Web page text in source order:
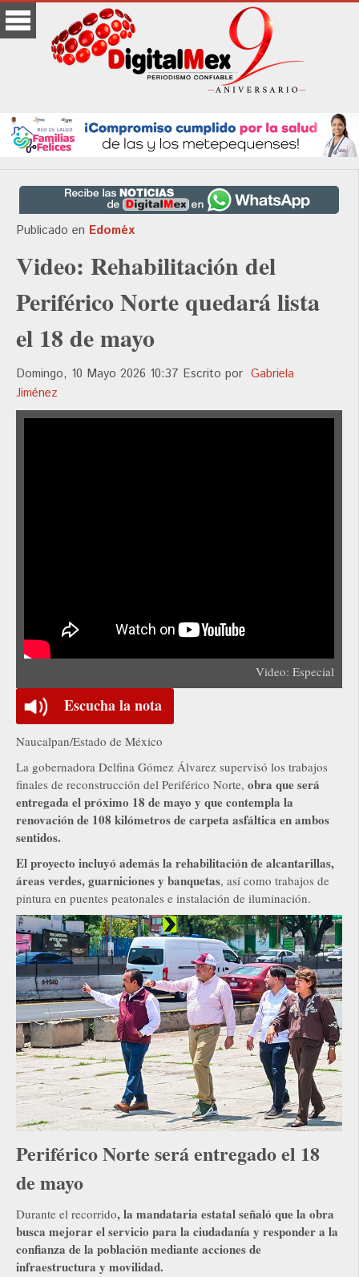
Publicado en Edoméx
Video: Rehabilitación del
Periférico Norte quedará lista
el 18 de mayo
Domingo, 10 Mayo 2026 10:37 Escrito por Gabriela
Jiménez
Video: Especial
Escucha la nota
Naucalpan/Estado de México
La gobernadora Delfina Gómez Álvarez supervisó los trabajos
finales de reconstrucción del Periférico Norte, obra que será
entregada el próximo 18 de mayo y que contempla la
renovación de 108 kilómetros de carpeta asfáltica en ambos
sentidos.
El proyecto incluyó además la rehabilitación de alcantarillas,
áreas verdes, guarniciones y banquetas, así como trabajos de
pintura en puentes peatonales e instalación de iluminación.
Periférico Norte será entregado el 18
de mayo
Durante el recorrido, la mandataria estatal señaló que la obra
busca mejorar el servicio para la ciudadanía y responder a la
confianza de la población mediante acciones de
infraestructura y movilidad.